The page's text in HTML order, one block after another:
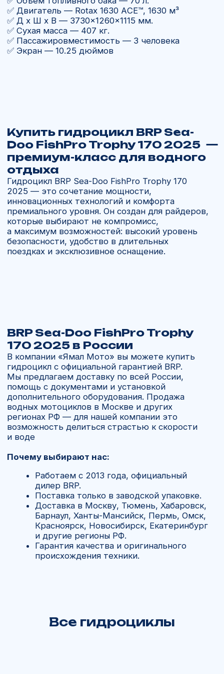
BRP Sea-Doo FishPro Trophy
170 2025в России
Почему выбирают нас:
Работаем с 2013 года, официальный
дилер BRP.
Поставка только в заводской упаковке.
Доставка в Москву, Тюмень, Хабаровск,
Барнаул, Ханты-Мансийск, Пермь, Омск,
Красноярск, Новосибирск, Екатеринбург
и другие регионы РФ.
Гарантия качества и оригинального
происхождения техники.
Все гидроциклы
Спросите у нас
Сомневаетесь в выборе или есть
вопросы по доставке?
Свяжитесь с нами
Отдел запчастей:
+7 902 816 16 50